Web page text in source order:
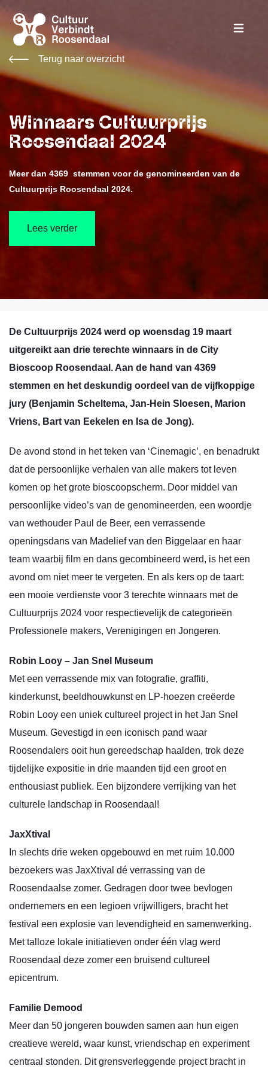
Terug naar overzicht
Winnaars Cultuurprijs
Roosendaal 2024
Meer dan 4369 stemmen voor de genomineerden van de
Cultuurprijs Roosendaal 2024.
Lees verder
De Cultuurprijs 2024 werd op woensdag 19 maart
uitgereikt aan drie terechte winnaars in de City
Bioscoop Roosendaal. Aan de hand van 4369
stemmen en het deskundig oordeel van de vijfkoppige
jury (Benjamin Scheltema, Jan-Hein Sloesen, Marion
Vriens, Bart van Eekelen en Isa de Jong).
De avond stond in het teken van ‘Cinemagic’, en benadrukt
dat de persoonlijke verhalen van alle makers tot leven
komen op het grote bioscoopscherm. Door middel van
persoonlijke video’s van de genomineerden, een woordje
van wethouder Paul de Beer, een verrassende
openingsdans van Madelief van den Biggelaar en haar
team waarbij film en dans gecombineerd werd, is het een
avond om niet meer te vergeten. En als kers op de taart:
een mooie verdienste voor 3 terechte winnaars met de
Cultuurprijs 2024 voor respectievelijk de categorieën
Professionele makers, Verenigingen en Jongeren.
Robin Looy – Jan Snel Museum
Met een verrassende mix van fotografie, graffiti,
kinderkunst, beeldhouwkunst en LP-hoezen creëerde
Robin Looy een uniek cultureel project in het Jan Snel
Museum. Gevestigd in een iconisch pand waar
Roosendalers ooit hun gereedschap haalden, trok deze
tijdelijke expositie in drie maanden tijd een groot en
enthousiast publiek. Een bijzondere verrijking van het
culturele landschap in Roosendaal!
JaxXtival
In slechts drie weken opgebouwd en met ruim 10.000
bezoekers was JaxXtival dé verrassing van de
Roosendaalse zomer. Gedragen door twee bevlogen
ondernemers en een legioen vrijwilligers, bracht het
festival een explosie van levendigheid en samenwerking.
Met talloze lokale initiatieven onder één vlag werd
Roosendaal deze zomer een bruisend cultureel
epicentrum.
Familie Demood
Meer dan 50 jongeren bouwden samen aan hun eigen
creatieve wereld, waar kunst, vriendschap en experiment
centraal stonden. Dit grensverleggende project bracht in